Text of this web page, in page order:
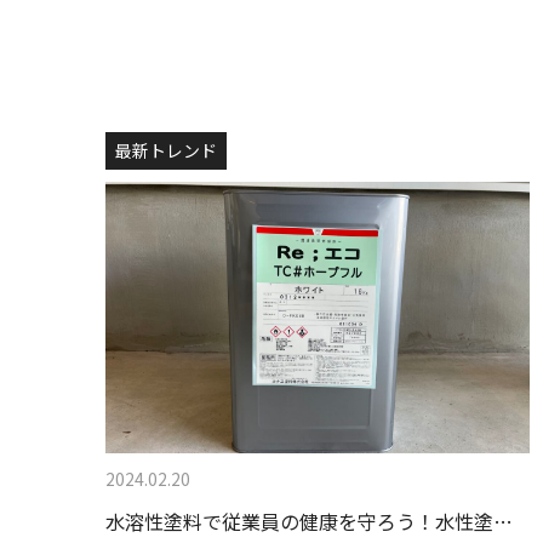
最新トレンド
2024.02.20
水溶性塗料で従業員の健康を守ろう！水性塗…